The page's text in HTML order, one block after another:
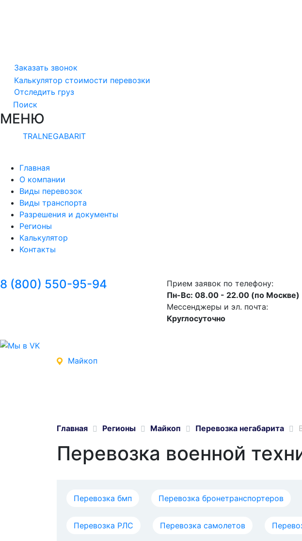
Заказать звонок
Калькулятор стоимости перевозки
Отследить груз
Поиск
МЕНЮ
TRALNEGABARIT
Главная
О компании
Виды перевозок
Виды транспорта
Разрешения и документы
Регионы
Калькулятор
Контакты
8 (800) 550-95-94
Прием заявок по телефону:
Пн-Вс: 08.00 - 22.00 (по Москве)
Мессенджеры и эл. почта:
Круглосуточно
Майкоп
Главная Регионы Майкоп Перевозка негабарита
Перевозка военной
Перевозка бмп Перевозка бронетранспортеров
Перевозка РЛС Перевозка самолетов